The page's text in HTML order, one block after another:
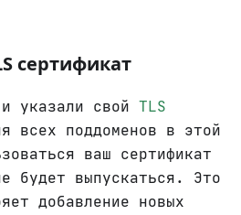
сертификат
указали свой TLS
всех поддоменов в этой
ваш сертификат
выпускаться. Это
добавление новых